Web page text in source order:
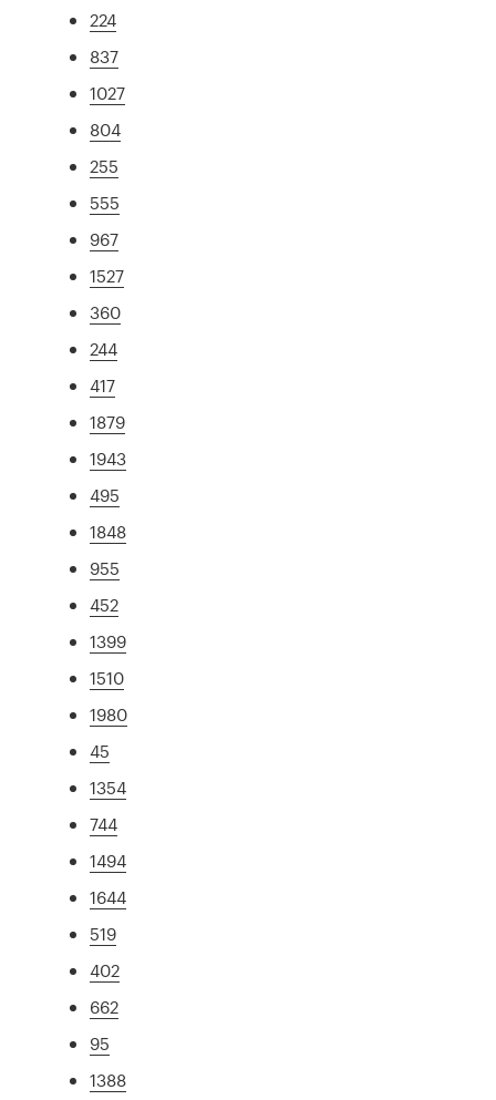
224
837
1027
804
255
555
967
1527
360
244
417
1879
1943
495
1848
955
452
1399
1510
1980
45
1354
744
1494
1644
519
402
662
95
1388